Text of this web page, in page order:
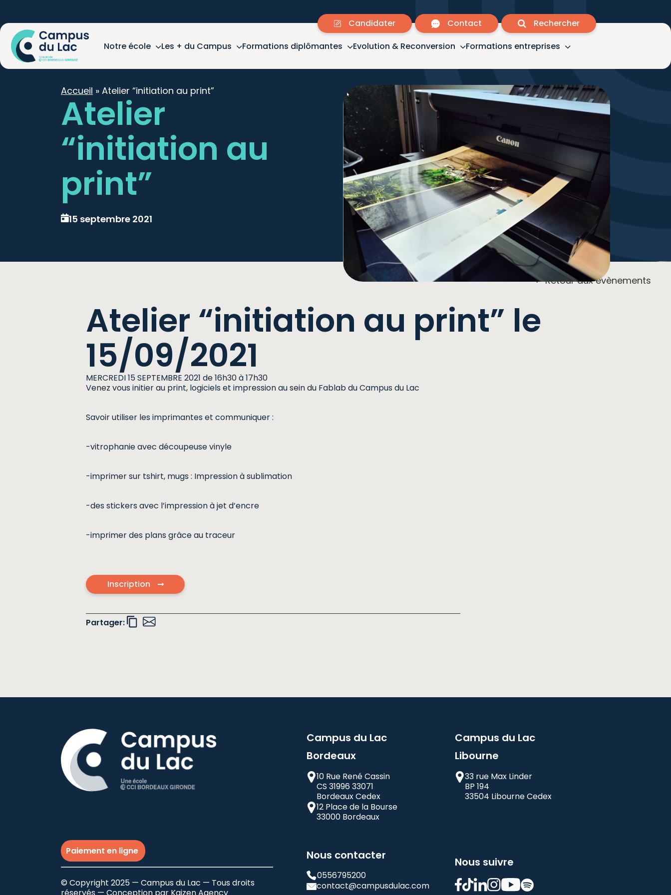
Candidater Contact
Rechercher
Notre école
Les + du Campus Formations diplômantes Evolution & Reconversion Formations entreprises
Accueil » Atelier “initiation au print”
Atelier
“initiation au
print”
15 septembre 2021
Retour aux évènements
Atelier “initiation au print” le
15/09/2021
MERCREDI 15 SEPTEMBRE 2021 de 16h30 à 17h30
Venez vous initier au print, logiciels et impression au sein du Fablab du Campus du Lac
Savoir utiliser les imprimantes et communiquer :
-vitrophanie avec découpeuse vinyle
-imprimer sur tshirt, mugs : Impression à sublimation
-des stickers avec l’impression à jet d’encre
-imprimer des plans grâce au traceur
Inscription
Partager:
Campus du Lac
Bordeaux
10 Rue René Cassin
CS 31996 33071
Bordeaux Cedex
12 Place de la Bourse
33000 Bordeaux
Campus du Lac
Libourne
33 rue Max Linder
BP 194
33504 Libourne Cedex
Paiement en ligne
© Copyright 2025 — Campus du Lac — Tous droits
réservés — Conception par Kaizen Agency
Nous contacter
0556795200
contact@campusdulac.com
Nous suivre